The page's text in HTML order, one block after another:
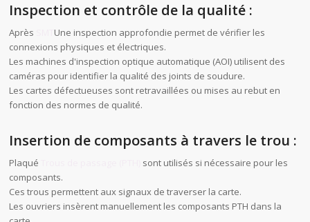
Inspection et contrôle de la qualité :
Après
Une inspection approfondie permet de vérifier les
connexions physiques et électriques.
Les machines d'inspection optique automatique (AOI) utilisent des
caméras pour identifier la qualité des joints de soudure.
Les cartes défectueuses sont retravaillées ou mises au rebut en
fonction des normes de qualité.
Insertion de composants à travers le trou :
Plaqué
sont utilisés si nécessaire pour les
composants.
Ces trous permettent aux signaux de traverser la carte.
Les ouvriers insèrent manuellement les composants PTH dans la